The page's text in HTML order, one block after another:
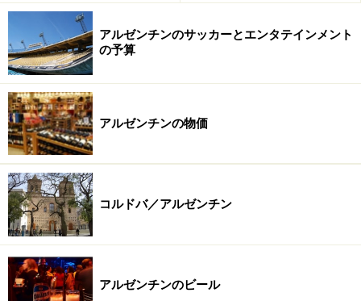
こちらの記事も参考にどうぞ＞＞＞
エリアガイド
ブエノスアイレスのホテルの予約
人気のホテルは事前予約が必須 写真提供：Alvear Palace
Hotel
アルゼンチンのサッカーとエンタテインメント
の予算
アルゼンチンの物価
コルドバ／アルゼンチン
アルゼンチンのビール